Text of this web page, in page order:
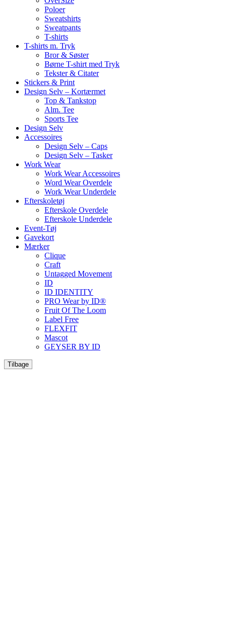
Poloer
Sweatshirts
Sweatpants
T-shirts
T-shirts m. Tryk
Bror & Søster
Børne T-shirt med Tryk
Tekster & Citater
Stickers & Print
Design Selv – Kortærmet
Top & Tankstop
Alm. Tee
Sports Tee
Design Selv
Accessoires
Design Selv – Caps
Design Selv – Tasker
Work Wear
Work Wear Accessoires
Word Wear Overdele
Work Wear Underdele
Efterskoletøj
Efterskole Overdele
Efterskole Underdele
Event-Tøj
Gavekort
Mærker
Clique
Craft
Untagged Movement
ID
ID IDENTITY
PRO Wear by ID®
Fruit Of The Loom
Label Free
FLEXFIT
Mascot
GEYSER BY ID
Tilbage